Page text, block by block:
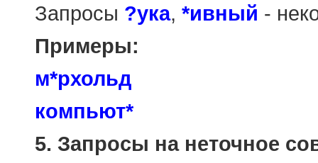
Запросы ?ука, *ивный -
Примеры:
м*рхольд
компьют*
5. Запросы на неточное